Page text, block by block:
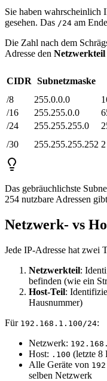
Sie haben wahrscheinlich
gesehen. Das /24 am
Die Zahl nach dem
Adresse den Netzwerkteil
CIDR Subnetzmaske
/8
255.0.0.0
/16
255.255.0.0
/24
255.255.255.0
/30
255.255.255.252 2
Das gebräuchlichste
254 nutzbare Adressen
Netzwerk- vs
Jede IP-Adresse hat zwei
Netzwerkteil:
befinden (wie ein
Host-Teil:
Hausnummer)
Für 192.168.1.100/24:
Netzwerk:
Host: .100 (letzte 8
Alle Geräte von
selben Netzwerk